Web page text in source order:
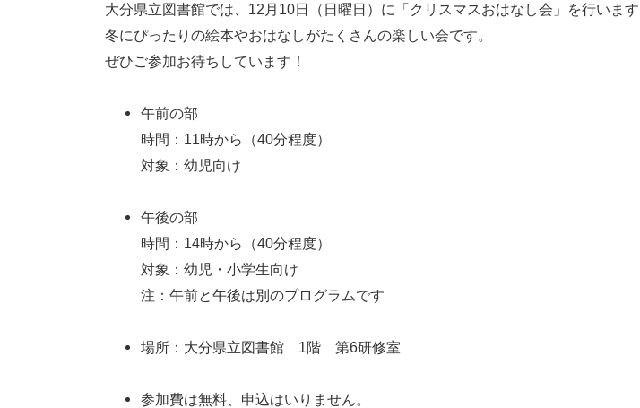
大分県立図書館では、12月10日（日曜日）に「クリスマスおはなし会」を行います
冬にぴったりの絵本やおはなしがたくさんの楽しい会です。
ぜひご参加お待ちしています！
午前の部
時間：11時から（40分程度）
対象：幼児向け
午後の部
時間：14時から（40分程度）
対象：幼児・小学生向け
注：午前と午後は別のプログラムです
場所：大分県立図書館 1階 第6研修室
参加費は無料、申込はいりません。